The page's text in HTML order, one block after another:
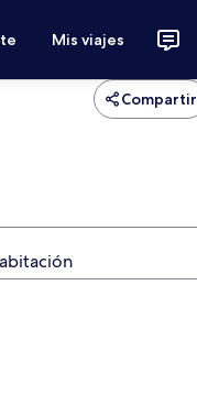
Mis viajes
Compartir